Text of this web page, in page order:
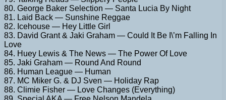
80. George Baker Selection — Santa Lucia By Night
81. Laid Back — Sunshine Reggae
82. Icehouse — Hey Little Girl
83. David Grant & Jaki Graham — Could It Be I\’m Falling In
Love
84. Huey Lewis & The News — The Power Of Love
85. Jaki Graham — Round And Round
86. Human League — Human
87. MC Miker G. & DJ Sven — Holiday Rap
88. Climie Fisher — Love Changes (Everything)